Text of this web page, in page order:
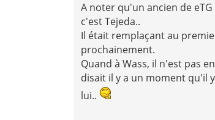
A noter qu'un ancien de
c'est Tejeda..
Il était remplaçant au
prochainement.
Quand à Wass, il n'est pas
disait il y a un moment qu'il
lui..